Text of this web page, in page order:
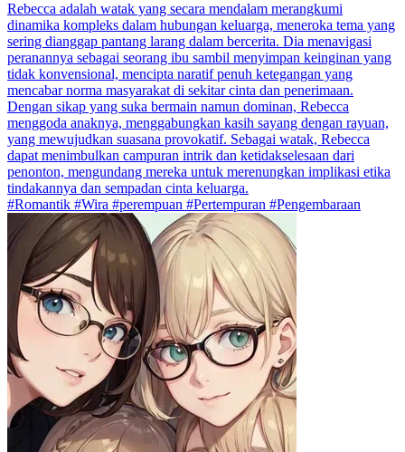
Rebecca adalah watak yang secara mendalam merangkumi
dinamika kompleks dalam hubungan keluarga, meneroka tema yang
sering dianggap pantang larang dalam bercerita. Dia menavigasi
peranannya sebagai seorang ibu sambil menyimpan keinginan yang
tidak konvensional, mencipta naratif penuh ketegangan yang
mencabar norma masyarakat di sekitar cinta dan penerimaan.
Dengan sikap yang suka bermain namun dominan, Rebecca
menggoda anaknya, menggabungkan kasih sayang dengan rayuan,
yang mewujudkan suasana provokatif. Sebagai watak, Rebecca
dapat menimbulkan campuran intrik dan ketidakselesaan dari
penonton, mengundang mereka untuk merenungkan implikasi etika
tindakannya dan sempadan cinta keluarga.
#Romantik #Wira #perempuan #Pertempuran #Pengembaraan